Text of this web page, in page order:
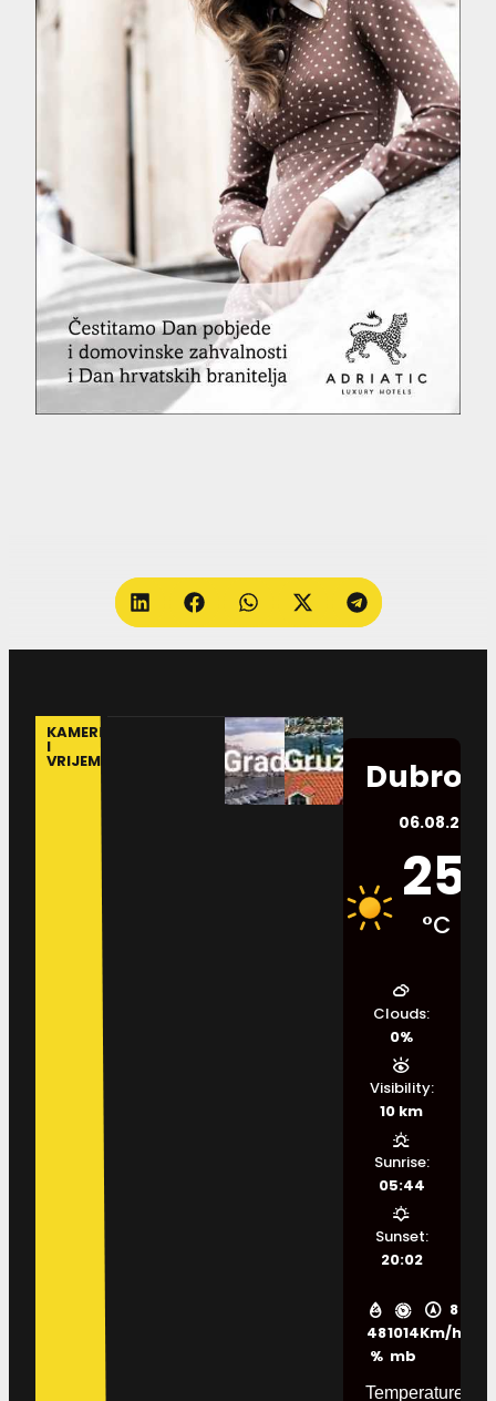
KAMERE
I
VRIJEME
06.08.2026.
25
°C
48
%
1014
mb
8
Km/h
Clouds:
0%
Visibility:
10 km
Sunrise:
05:44
Sunset:
20:02